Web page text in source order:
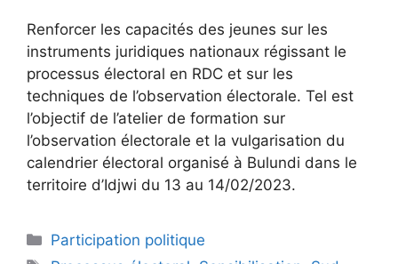
Renforcer les capacités des jeunes sur les
instruments juridiques nationaux régissant le
processus électoral en RDC et sur les
techniques de l’observation électorale. Tel est
l’objectif de l’atelier de formation sur
l’observation électorale et la vulgarisation du
calendrier électoral organisé à Bulundi dans le
territoire d’Idjwi du 13 au 14/02/2023.
Participation politique